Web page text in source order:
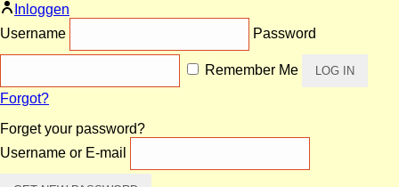
Inloggen
Username
Password
Remember Me
Forgot?
Forget your password?
Username or E-mail